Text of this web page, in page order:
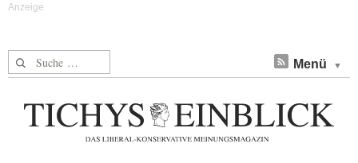
Suche nach: Menü